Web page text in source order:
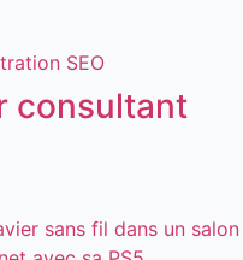
consultant